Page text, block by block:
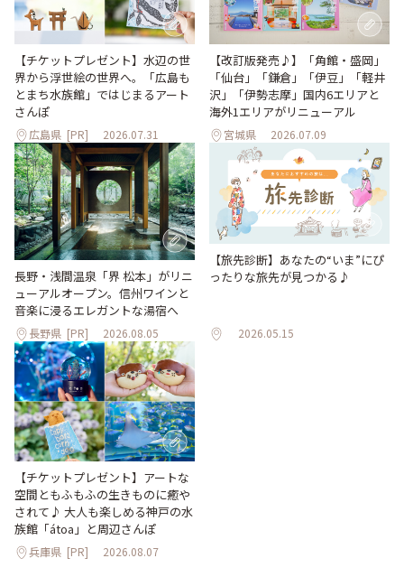
【チケットプレゼント】水辺の世
界から浮世絵の世界へ。「広島も
とまち水族館」ではじまるアート
さんぽ
広島県 [PR] 2026.07.31
【改訂版発売♪】「角館・盛岡」
「仙台」「鎌倉」「伊豆」「軽井
沢」「伊勢志摩」国内6エリアと
海外1エリアがリニューアル
宮城県 2026.07.09
長野・浅間温泉「界 松本」がリニ
ューアルオープン。信州ワインと
音楽に浸るエレガントな湯宿へ
長野県 [PR] 2026.08.05
【旅先診断】あなたの“いま”にぴ
ったりな旅先が見つかる♪
2026.05.15
【チケットプレゼント】アートな
空間ともふもふの生きものに癒や
されて♪ 大人も楽しめる神戸の水
族館「átoa」と周辺さんぽ
兵庫県 [PR] 2026.08.07